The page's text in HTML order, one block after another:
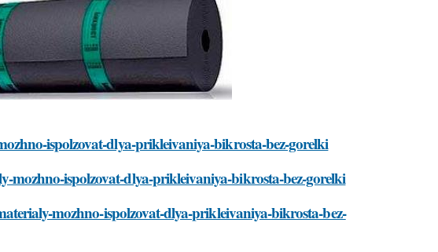
ispolzovat-dlya-prikleivaniya-bikrosta-bez-gorelki
mozhno-ispolzovat-dlya-prikleivaniya-bikrosta-bez-gorelki
mozhno-ispolzovat-dlya-prikleivaniya-bikrosta-bez-